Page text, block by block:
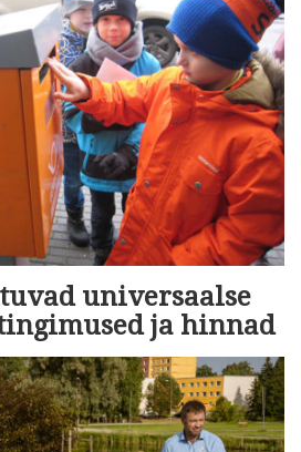
universaalse
ja hinnad